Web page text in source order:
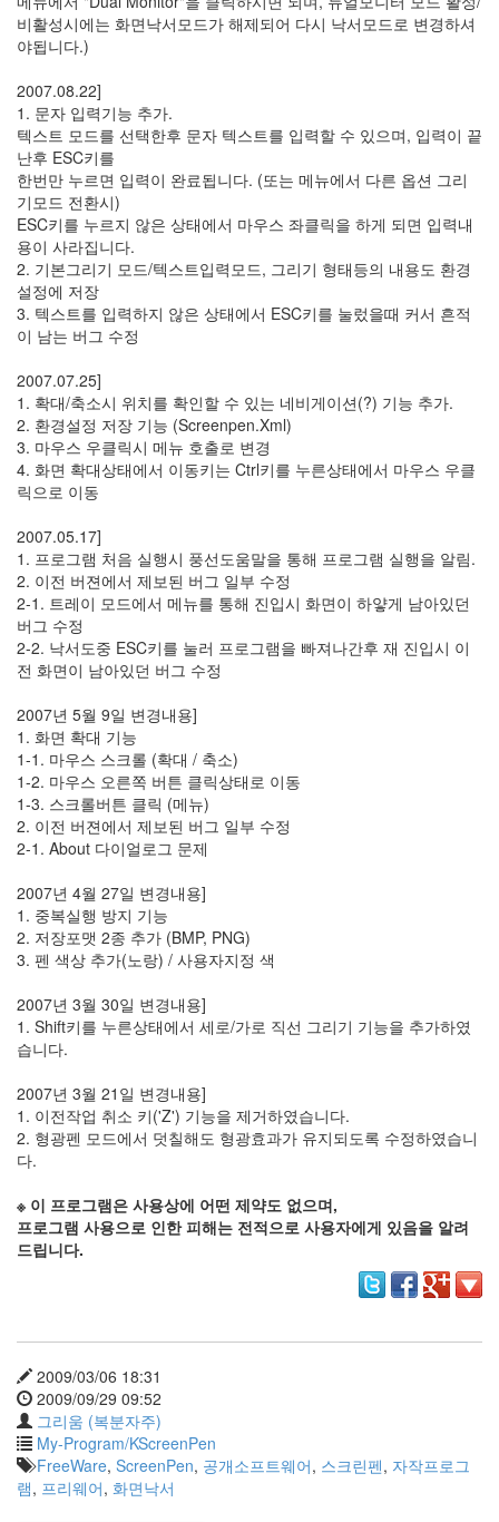
비활성시에는 화면낙서모드가 해제되어 다시 낙서모드로 변경하셔
야됩니다.)
2007.08.22]
1. 문자 입력기능 추가.
텍스트 모드를 선택한후 문자 텍스트를 입력할 수 있으며, 입력이 끝
난후 ESC키를
한번만 누르면 입력이 완료됩니다. (또는 메뉴에서 다른 옵션 그리
기모드 전환시)
ESC키를 누르지 않은 상태에서 마우스 좌클릭을 하게 되면 입력내
용이 사라집니다.
2. 기본그리기 모드/텍스트입력모드, 그리기 형태등의 내용도 환경
설정에 저장
3. 텍스트를 입력하지 않은 상태에서 ESC키를 눌렀을때 커서 흔적
이 남는 버그 수정
2007.07.25]
1. 확대/축소시 위치를 확인할 수 있는 네비게이션(?) 기능 추가.
2. 환경설정 저장 기능 (Screenpen.Xml)
3. 마우스 우클릭시 메뉴 호출로 변경
4. 화면 확대상태에서 이동키는 Ctrl키를 누른상태에서 마우스 우클
릭으로 이동
2007.05.17]
1. 프로그램 처음 실행시 풍선도움말을 통해 프로그램 실행을 알림.
2. 이전 버젼에서 제보된 버그 일부 수정
2-1. 트레이 모드에서 메뉴를 통해 진입시 화면이 하얗게 남아있던
버그 수정
2-2. 낙서도중 ESC키를 눌러 프로그램을 빠져나간후 재 진입시 이
전 화면이 남아있던 버그 수정
2007년 5월 9일 변경내용]
1. 화면 확대 기능
1-1. 마우스 스크롤 (확대 / 축소)
1-2. 마우스 오른쪽 버튼 클릭상태로 이동
1-3. 스크롤버튼 클릭 (메뉴)
2. 이전 버젼에서 제보된 버그 일부 수정
2-1. About 다이얼로그 문제
2007년 4월 27일 변경내용]
1. 중복실행 방지 기능
2. 저장포맷 2종 추가 (BMP, PNG)
3. 펜 색상 추가(노랑) / 사용자지정 색
2007년 3월 30일 변경내용]
1. Shift키를 누른상태에서 세로/가로 직선 그리기 기능을 추가하였
습니다.
2007년 3월 21일 변경내용]
1. 이전작업 취소 키('Z') 기능을 제거하였습니다.
2. 형광펜 모드에서 덧칠해도 형광효과가 유지되도록 수정하였습니
다.
※ 이 프로그램은 사용상에 어떤 제약도 없으며,
프로그램 사용으로 인한 피해는 전적으로 사용자에게 있음을 알려
드립니다.
2009/03/06 18:31
2009/09/29 09:52
그리움 (복분자주)
My-Program/KScreenPen
FreeWare, ScreenPen, 공개소프트웨어, 스크린펜, 자작프로그
램, 프리웨어, 화면낙서
볼
거
167
사
고
의
전
환...
44
웃
고
싶
다
면...
독
후
감
3
Bloger-
지
In
1
쓰
레
기
언
론
18
Global
虎
口
29
주
저
주
저
리
112
아
하
는
래
4
블
로
이
야
기
련
내
용
13
블
로